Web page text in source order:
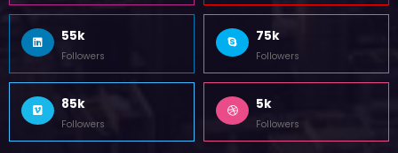
Followers Followers
55k
Followers
75k
Followers
85k
Followers
5k
Followers